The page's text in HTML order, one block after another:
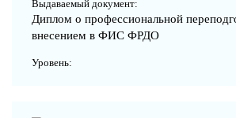
Выдаваемый документ:
Диплом о профессиональной
внесением в ФИС ФРДО
Уровень: